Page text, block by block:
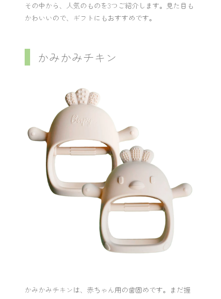
その中から、人気のものを3つご紹介します。見た目も
かわいいので、ギフトにもおすすめです。
かみかみチキン
かみかみチキンは、赤ちゃん用の歯固めです。まだ握